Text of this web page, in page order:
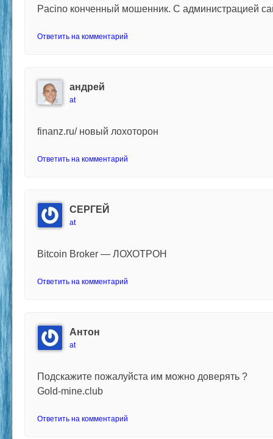
Pacino конченный мошенник. С администрацией
Ответить на комментарий
андрей
at
finanz.ru/ новый лохоторон
Ответить на комментарий
СЕРГЕЙ
at
Bitcoin Broker — ЛОХОТРОН
Ответить на комментарий
Антон
at
Подскажите пожалуйста им можно доверять ?
Gold-mine.club
Ответить на комментарий